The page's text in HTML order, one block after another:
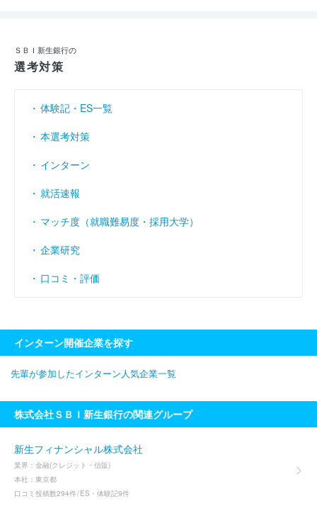
ＳＢＩ新生銀行の
選考対策
体験記・ES一覧
本選考対策
インターン
就活速報
マッチ度（就職難易度・採用大学）
企業研究
口コミ・評価
インターン開催企業を探す
先輩が参加したインターン人気企業一覧
株式会社ＳＢＩ新生銀行の関連グループ
新生フィナンシャル株式会社
業界： 金融(クレジット・信販)
本社： 東京都
口コミ投稿数294件 ES・体験記9件